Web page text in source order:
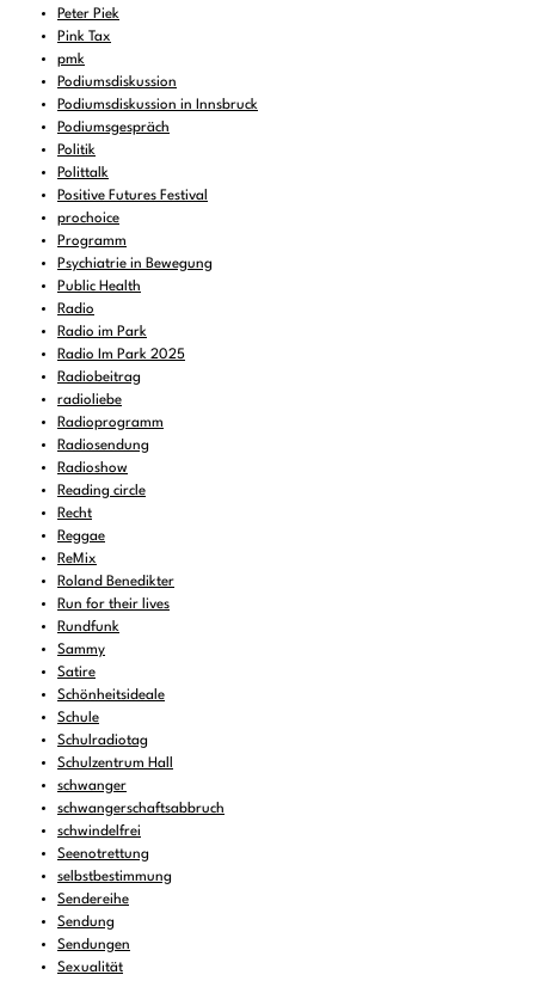
Peter Piek
Pink Tax
pmk
Podiumsdiskussion
Podiumsdiskussion in Innsbruck
Podiumsgespräch
Politik
Polittalk
Positive Futures Festival
prochoice
Programm
Psychiatrie in Bewegung
Public Health
Radio
Radio im Park
Radio Im Park 2025
Radiobeitrag
radioliebe
Radioprogramm
Radiosendung
Radioshow
Reading circle
Recht
Reggae
ReMix
Roland Benedikter
Run for their lives
Rundfunk
Sammy
Satire
Schönheitsideale
Schule
Schulradiotag
Schulzentrum Hall
schwanger
schwangerschaftsabbruch
schwindelfrei
Seenotrettung
selbstbestimmung
Sendereihe
Sendung
Sendungen
Sexualität